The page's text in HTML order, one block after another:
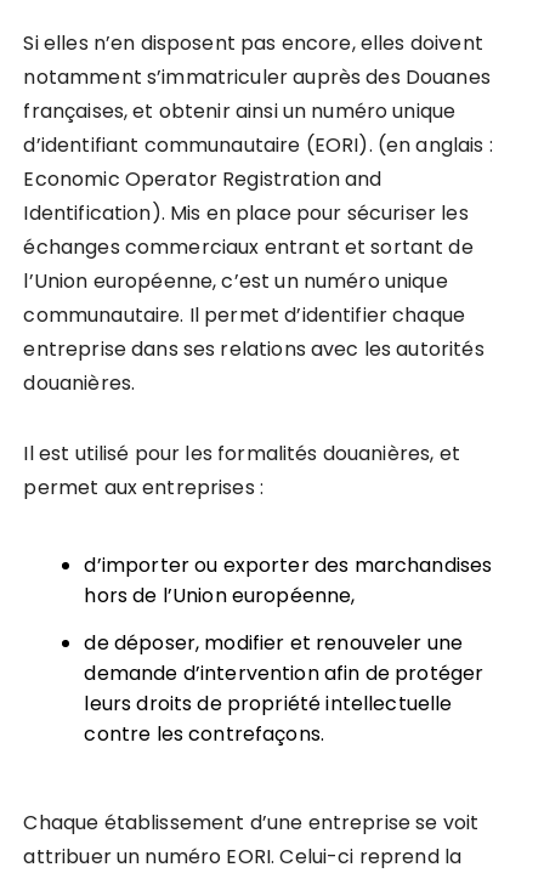
Si elles n’en disposent pas encore, elles doivent
notamment s’immatriculer auprès des Douanes
françaises, et obtenir ainsi un numéro unique
d’identifiant communautaire (EORI). (en anglais :
Economic Operator Registration and
Identification). Mis en place pour sécuriser les
échanges commerciaux entrant et sortant de
l’Union européenne, c’est un numéro unique
communautaire. Il permet d’identifier chaque
entreprise dans ses relations avec les autorités
douanières.
Il est utilisé pour les formalités douanières, et
permet aux entreprises :
d’importer ou exporter des marchandises
hors de l’Union européenne,
de déposer, modifier et renouveler une
demande d’intervention afin de protéger
leurs droits de propriété intellectuelle
contre les contrefaçons.
Chaque établissement d’une entreprise se voit
attribuer un numéro EORI. Celui-ci reprend la